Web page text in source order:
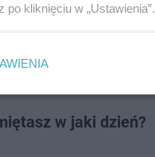
w jaki dzień?
po kliknięciu w „Ustawienia”.